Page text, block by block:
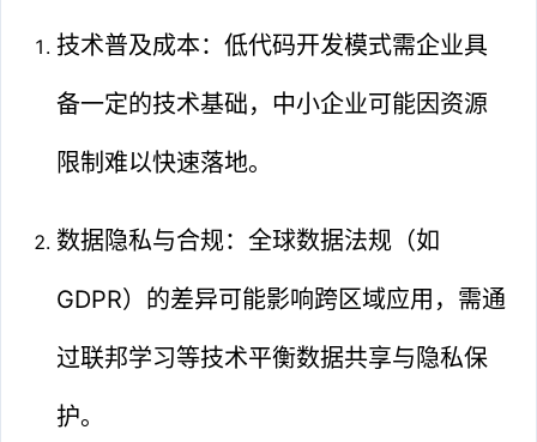
技术普及成本：低代码开发模式需企业具
备一定的技术基础，中小企业可能因资源
限制难以快速落地。
数据隐私与合规：全球数据法规（如
GDPR）的差异可能影响跨区域应用，需通
过联邦学习等技术平衡数据共享与隐私保
护。